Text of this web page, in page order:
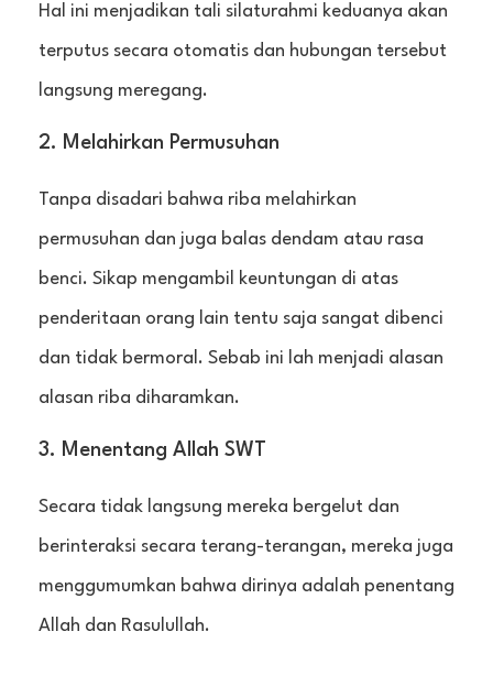
Hal ini menjadikan tali silaturahmi keduanya akan
terputus secara otomatis dan hubungan tersebut
langsung meregang.
2. Melahirkan Permusuhan
Tanpa disadari bahwa riba melahirkan
permusuhan dan juga balas dendam atau rasa
benci. Sikap mengambil keuntungan di atas
penderitaan orang lain tentu saja sangat dibenci
dan tidak bermoral. Sebab ini lah menjadi alasan
alasan riba diharamkan.
3. Menentang Allah SWT
Secara tidak langsung mereka bergelut dan
berinteraksi secara terang-terangan, mereka juga
menggumumkan bahwa dirinya adalah penentang
Allah dan Rasulullah.